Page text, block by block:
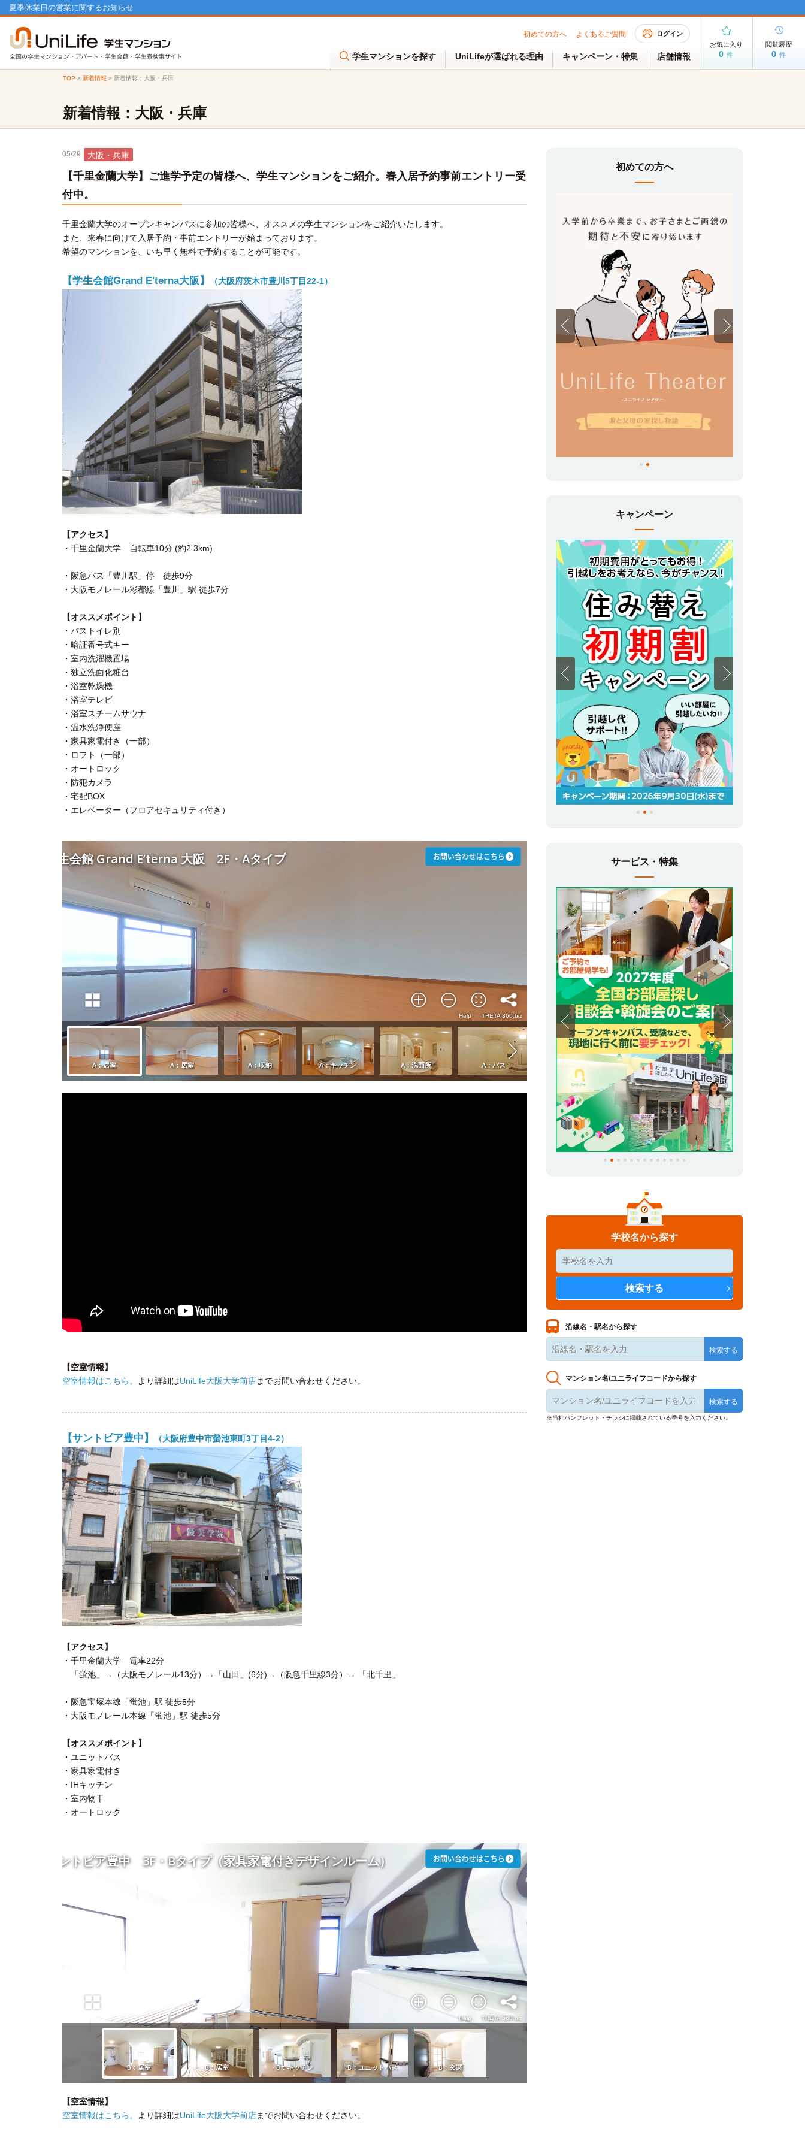
夏季休業日の営業に関するお知らせ
初めての方へ よくあるご質問 ログイン
学生マンションを探す UniLifeが選ばれる理由 キャンペーン・特集 店舗情報
お気に入り
0 件
閲覧履歴
0 件
TOP > 新着情報 > 新着情報：大阪・兵庫
新着情報：大阪・兵庫
05/29 大阪・兵庫
【千里金蘭大学】ご進学予定の皆様へ、学生マンションをご紹介。春入居予約事前エントリー受
付中。
千里金蘭大学のオープンキャンパスに参加の皆様へ、オススメの学生マンションをご紹介いたします。
また、来春に向けて入居予約・事前エントリーが始まっております。
希望のマンションを、いち早く無料で予約することが可能です。
【学生会館Grand E'terna大阪】 （大阪府茨木市豊川5丁目22-1）
【アクセス】
・千里金蘭大学 自転車10分 (約2.3km)
・阪急バス「豊川駅」停 徒歩9分
・大阪モノレール彩都線「豊川」駅 徒歩7分
【オススメポイント】
・バストイレ別
・暗証番号式キー
・室内洗濯機置場
・独立洗面化粧台
・浴室乾燥機
・浴室テレビ
・浴室スチームサウナ
・温水洗浄便座
・家具家電付き（一部）
・ロフト（一部）
・オートロック
・防犯カメラ
・宅配BOX
・エレベーター（フロアセキュリティ付き）
【空室情報】
空室情報はこちら。
より詳細はUniLife大阪大学前店までお問い合わせください。
【サントピア豊中】 （大阪府豊中市螢池東町3丁目4-2）
【アクセス】
・千里金蘭大学 電車22分
「蛍池」→（大阪モノレール13分）→「山田」(6分)→（阪急千里線3分）→ 「北千里」
・阪急宝塚本線「蛍池」駅 徒歩5分
・大阪モノレール本線「蛍池」駅 徒歩5分
【オススメポイント】
・ユニットバス
・家具家電付き
・IHキッチン
・室内物干
・オートロック
【空室情報】
空室情報はこちら。
より詳細はUniLife大阪大学前店までお問い合わせください。
初めての方へ
キャンペーン
サービス・特集
学校名から探す
沿線名・駅名から探す
マンション名/ユニライフコードから探す
※当社パンフレット・チラシに掲載されている番号を入力ください。